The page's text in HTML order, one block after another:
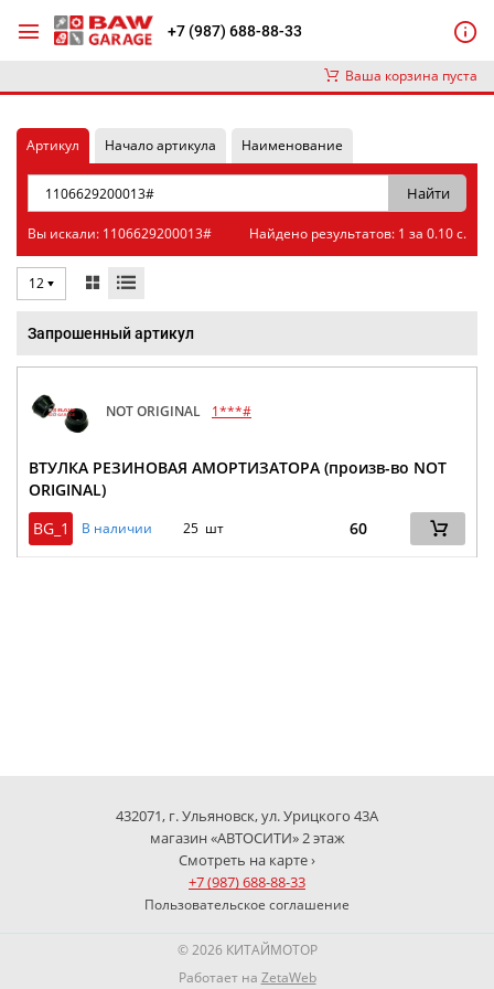
+7 (987) 688-88-33
Ваша корзина пуста
Артикул Начало артикула Наименование
Вы искали: 1106629200013# Найдено результатов: 1 за 0.10 с.
12
Запрошенный артикул
NOT ORIGINAL 1***#
ВТУЛКА РЕЗИНОВАЯ АМОРТИЗАТОРА (произв-во NOT
ORIGINAL)
BG_1
В наличии 25 шт 60
432071, г. Ульяновск, ул. Урицкого 43А
магазин «АВТОСИТИ» 2 этаж
Смотреть на карте ›
+7 (987) 688-88-33
Пользовательское соглашение
© 2026 КИТАЙМОТОР
Работает на ZetaWeb